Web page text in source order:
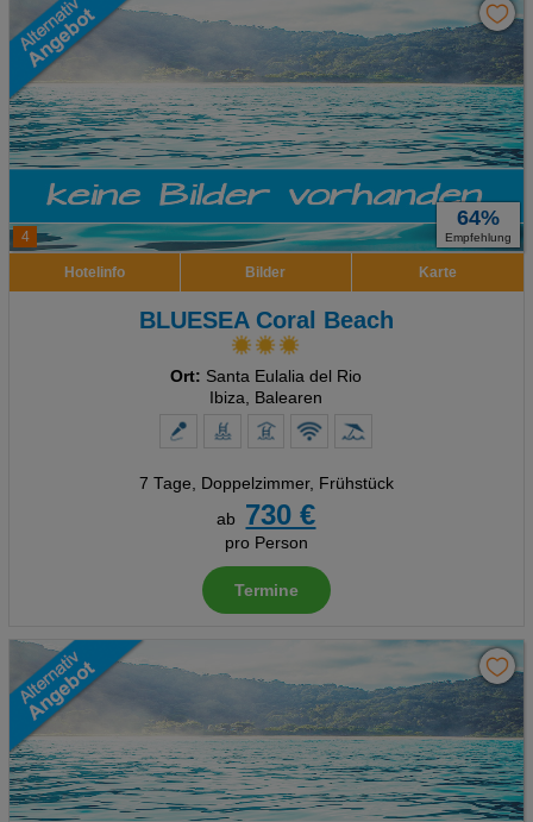
4
64%
Empfehlung
Hotelinfo Bilder Karte
BLUESEA Coral Beach
Ort: Santa Eulalia del Rio
Ibiza, Balearen
7 Tage, Doppelzimmer, Frühstück
ab
730 €
pro Person
Termine